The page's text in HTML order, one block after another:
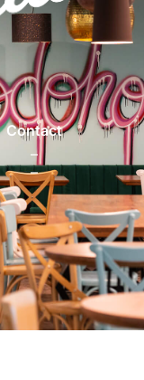
Contact
–
–